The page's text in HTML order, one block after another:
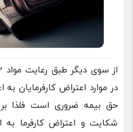
در موارد اعتراض کارفرمایان
حق بیمه ضروری است فلذا
شکایت و اعتراض کارفرما